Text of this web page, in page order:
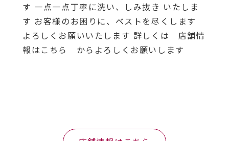
す 一点一点丁寧に洗い、しみ抜き いたしま
す お客様のお困りに、ベストを尽くします
よろしくお願いいたします 詳しくは 店舗情
報はこちら からよろしくお願いします